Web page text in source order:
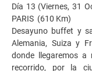
Día 13 (Viernes,
PARIS (610 Km)
Desayuno buffet y
Alemania, Suiza y
donde llegaremos a
recorrido, por la